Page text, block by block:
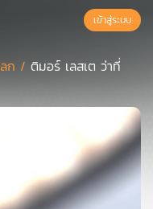
เข้าสู่ระบบ
ลก / ติมอร์ เลสเต ว่าที่